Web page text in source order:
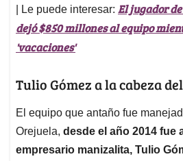
| Le puede interesar: El jugador
dejó $850 millones al equipo
'vacaciones'
Tulio Gómez a la cabeza
El equipo que antaño fue
Orejuela, desde el año 2014 fue
empresario manizalita, Tulio